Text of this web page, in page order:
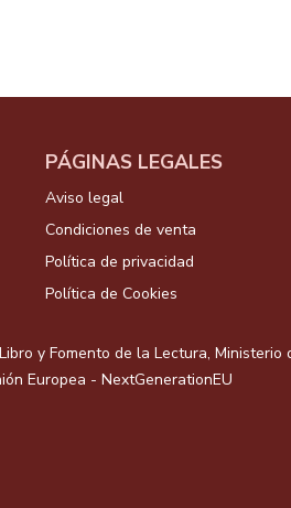
PÁGINAS LEGALES
Aviso legal
Condiciones de venta
Política de privacidad
Política de Cookies
y Fomento de la Lectura, Ministerio
Europea - NextGenerationEU